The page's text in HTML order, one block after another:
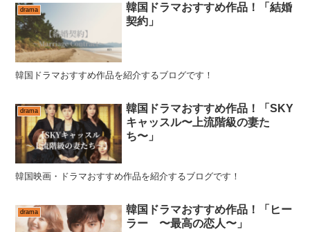
drama
韓国ドラマおすすめ作品！「結婚
契約」
韓国ドラマおすすめ作品を紹介するブログです！
drama
韓国ドラマおすすめ作品！「SKY
キャッスル〜上流階級の妻た
ち〜」
韓国映画・ドラマおすすめ作品を紹介するブログです！
drama
韓国ドラマおすすめ作品！「ヒー
ラー 〜最高の恋人〜」